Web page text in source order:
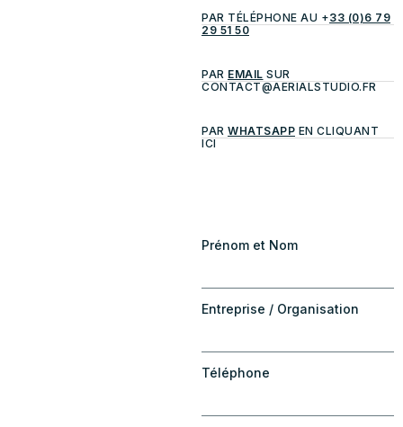
PAR TÉLÉPHONE AU +33 (0)6 79
29 51 50
PAR EMAIL SUR
CONTACT@AERIALSTUDIO.FR
PAR WHATSAPP EN CLIQUANT
ICI
Prénom et Nom
Entreprise / Organisation
Téléphone